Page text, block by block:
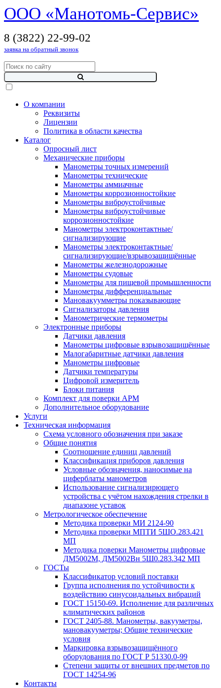
OOO «Манотомь-Cервис»
8 (3822) 22-99-02
заявка на обратный звонок
О компании
Реквизиты
Лицензии
Политика в области качества
Каталог
Опросный лист
Механические приборы
Манометры точных измерений
Манометры технические
Манометры аммиачные
Манометры коррозионностойкие
Манометры виброустойчивые
Манометры виброустойчивые
коррозионностойкие
Манометры электроконтактные/
сигнализирующие
Манометры электроконтактные/
сигнализирующие/взрывозащищённые
Манометры железнодорожные
Манометры судовые
Манометры для пищевой промышленности
Манометры дифференциальные
Мановакуумметры показывающие
Сигнализаторы давления
Манометрические термометры
Электронные приборы
Датчики давления
Манометры цифровые взрывозащищённые
Малогабаритные датчики давления
Манометры цифровые
Датчики температуры
Цифровой измеритель
Блоки питания
Комплект для поверки АРМ
Дополнительное оборудование
Услуги
Техническая информация
Схема условного обозначения при заказе
Общие понятия
Соотношение единиц давлений
Классификация приборов давления
Условные обозначения, наносимые на
циферблаты манометров
Использование сигнализирющего
устройства с учётом нахождения стрелки в
диапазоне уставок
Метрологическое обеспечение
Методика проверки МИ 2124-90
Методика проверки МПТИ 5ШО.283.421
МП
Методика поверки Манометры цифровые
ДМ5002М, ДМ5002Вн 5Ш0.283.342 МП
ГОСТы
Классификатор условий поставки
Группа исполнения по устойчивости к
воздействию синусоидальных вибраций
ГОСТ 15150-69. Исполнение для различных
климатических районов
ГОСТ 2405-88. Манометры, вакууметры,
мановакууметры; Общие технические
условия
Маркировка взрывозащищённого
оборудования по ГОСТ Р 51330.0-99
Степени защиты от внешних предметов по
ГОСТ 14254-96
Контакты